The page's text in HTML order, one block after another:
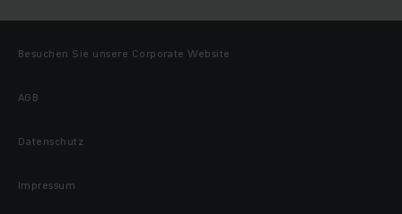
Besuchen Sie unsere Corporate Website
AGB
Datenschutz
Impressum